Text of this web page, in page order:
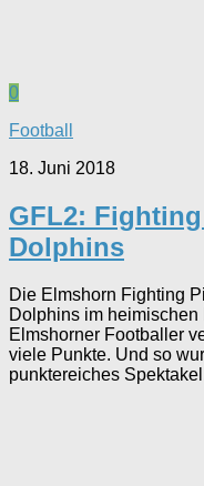
0
Football
18. Juni 2018
GFL2:
Dolphins
Die Elmshorn Fighting
Dolphins im
Elmshorner Footballer
viele Punkte. Und so
punktereiches